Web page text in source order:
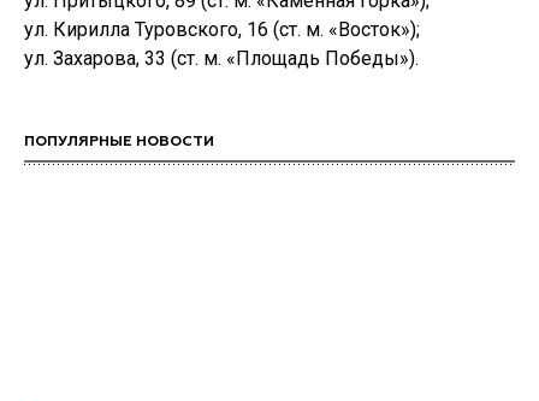
ул. Кирилла Туровского, 16 (ст. м. «Восток»);
ул. Захарова, 33 (ст. м. «Площадь Победы»).
ПОПУЛЯРНЫЕ НОВОСТИ